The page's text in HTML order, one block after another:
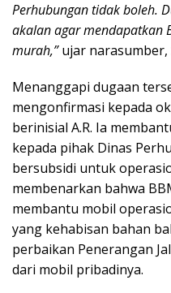
Perhubungan tidak boleh.
akalan agar mendapatkan
murah,”ujar narasumber,
Menanggapi dugaan
mengonfirmasi kepada
berinisial A.R. Ia
kepada pihak Dinas
bersubsidi untuk
membenarkan bahwa
membantu mobil
yang kehabisan bahan
perbaikan Penerangan
dari mobil pribadinya.